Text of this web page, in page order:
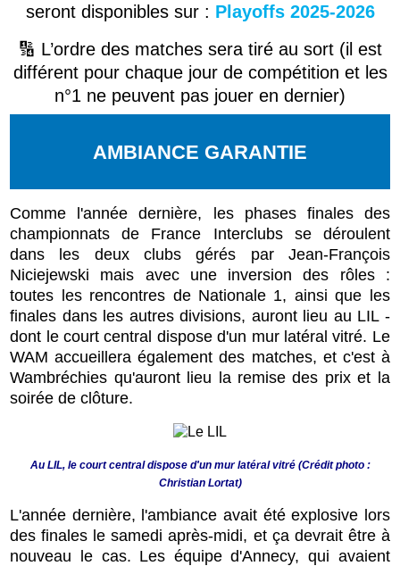
seront disponibles sur : Playoffs 2025-2026
🔢 L’ordre des matches sera tiré au sort (il est
différent pour chaque jour de compétition et les
n°1 ne peuvent pas jouer en dernier)
AMBIANCE GARANTIE
Comme l'année dernière, les phases finales des
championnats de France Interclubs se déroulent
dans les deux clubs gérés par Jean-François
Niciejewski mais avec une inversion des rôles :
toutes les rencontres de Nationale 1, ainsi que les
finales dans les autres divisions, auront lieu au LIL -
dont le court central dispose d'un mur latéral vitré. Le
WAM accueillera également des matches, et c'est à
Wambréchies qu'auront lieu la remise des prix et la
soirée de clôture.
Au LIL, le court central dispose d'un mur latéral vitré (Crédit photo :
Christian Lortat)
L'année dernière, l'ambiance avait été explosive lors
des finales le samedi après-midi, et ça devrait être à
nouveau le cas. Les équipe d'Annecy, qui avaient